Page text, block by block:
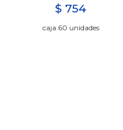
$ 754
caja 60 unidades